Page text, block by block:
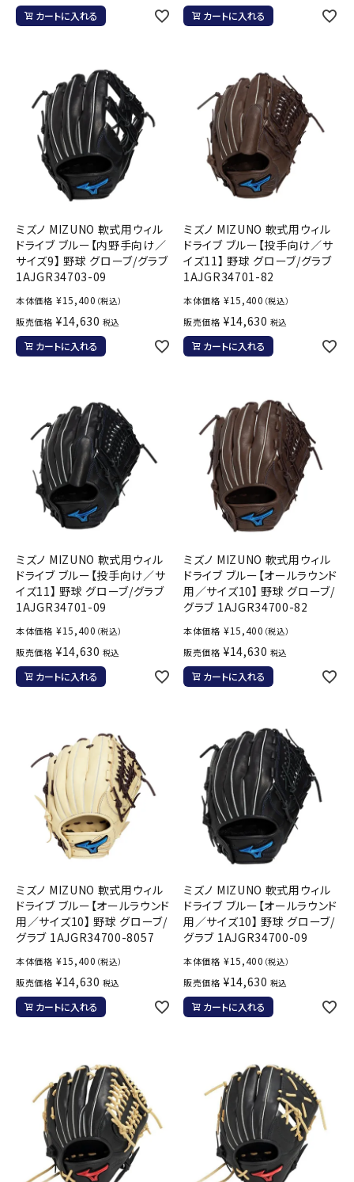
カートに入れる カートに入れる
ミズノ MIZUNO 軟式用ウィル
ドライブ ブルー【内野手向け／
サイズ9】 野球 グローブ/グラブ
1AJGR34703-09
本体価格 ¥15,400 （税込）
販売価格 ¥14,630 税込
カートに入れる
ミズノ MIZUNO 軟式用ウィル
ドライブ ブルー【投手向け／サ
イズ11】 野球 グローブ/グラブ
1AJGR34701-82
本体価格 ¥15,400 （税込）
販売価格 ¥14,630 税込
カートに入れる
ミズノ MIZUNO 軟式用ウィル
ドライブ ブルー【投手向け／サ
イズ11】 野球 グローブ/グラブ
1AJGR34701-09
本体価格 ¥15,400 （税込）
販売価格 ¥14,630 税込
カートに入れる
ミズノ MIZUNO 軟式用ウィル
ドライブ ブルー【オールラウンド
用／サイズ10】 野球 グローブ/
グラブ 1AJGR34700-82
本体価格 ¥15,400 （税込）
販売価格 ¥14,630 税込
カートに入れる
ミズノ MIZUNO 軟式用ウィル
ドライブ ブルー【オールラウンド
用／サイズ10】 野球 グローブ/
グラブ 1AJGR34700-8057
本体価格 ¥15,400 （税込）
販売価格 ¥14,630 税込
カートに入れる
ミズノ MIZUNO 軟式用ウィル
ドライブ ブルー【オールラウンド
用／サイズ10】 野球 グローブ/
グラブ 1AJGR34700-09
本体価格 ¥15,400 （税込）
販売価格 ¥14,630 税込
カートに入れる